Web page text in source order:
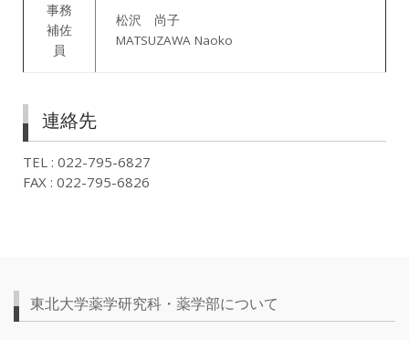
事務
補佐
員
松沢 尚子
MATSUZAWA Naoko
連絡先
TEL : 022-795-6827
FAX : 022-795-6826
東北大学薬学研究科・薬学部について